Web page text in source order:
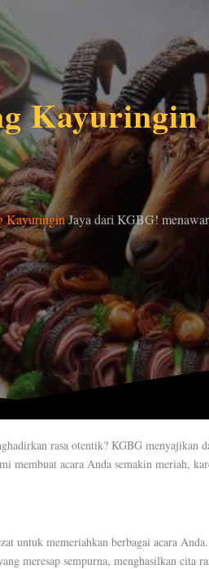
Kayuringin
KayuringinJaya dari KGBG!
rasa otentik? KGBG menyajikan
membuat acara Anda semakin meriah,
untuk memeriahkan berbagai acara
meresap sempurna, menghasilkan cita